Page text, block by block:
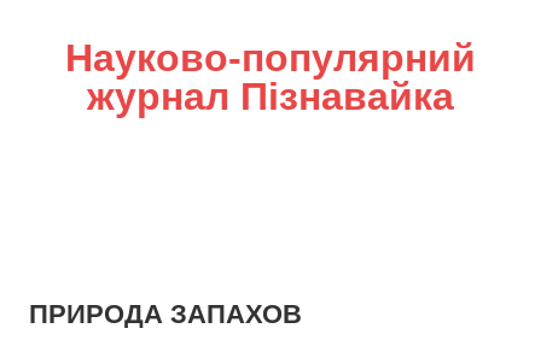
Науково-популярний
журнал Пізнавайка
ПРИРОДА ЗАПАХОВ